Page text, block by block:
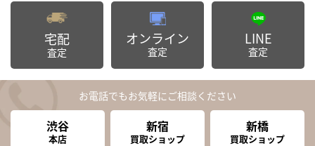
宅配
査定
オンライン
査定
LINE
査定
お電話でもお気軽にご相談ください
渋谷
本店
新宿
買取ショップ
新橋
買取ショップ